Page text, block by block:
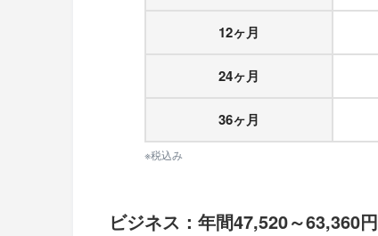
12ヶ月
24ヶ月
36ヶ月
※税込み
ビジネス：年間47,520～63,360円